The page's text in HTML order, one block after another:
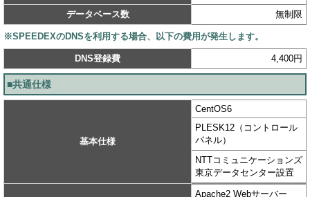
データベース数
無制限
※SPEEDEXのDNSを利用する場合、以下の費用が発生します。
DNS登録費 4,400円
■共通仕様
基本仕様
CentOS6
PLESK12（コントロール
パネル）
NTTコミュニケーションズ
東京データセンター設置
Apache2 Webサーバー